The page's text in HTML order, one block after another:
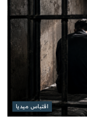
اقتباس ميديا